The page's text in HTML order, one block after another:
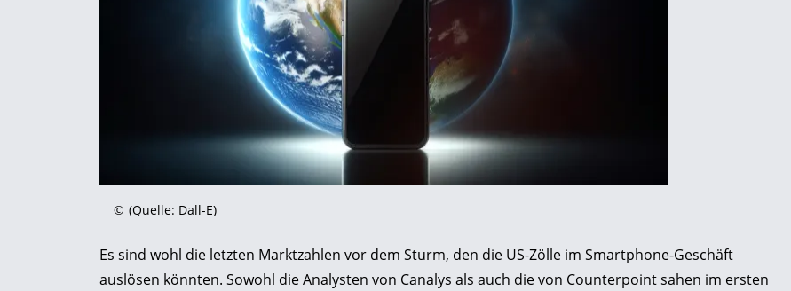
© (Quelle: Dall-E)
Es sind wohl die letzten Marktzahlen vor dem Sturm, den die US-Zölle im Smartphone-Geschäft
auslösen könnten. Sowohl die Analysten von Canalys als auch die von Counterpoint sahen im ersten